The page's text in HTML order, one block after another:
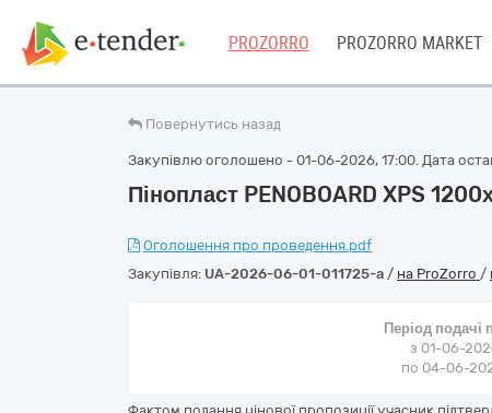
PROZORRO PROZORRO MARKET
Повернутись назад
Закупівлю оголошено - 01-06-2026, 17:00. Дата
Пінопласт PENOBOARD XPS
Оголошення про проведення.pdf
Закупівля: UA-2026-06-01-011725-a / на ProZorro /
Період подачі
з 01-06-
по 04-06-